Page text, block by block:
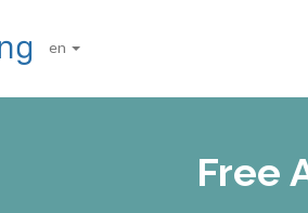
en
Free